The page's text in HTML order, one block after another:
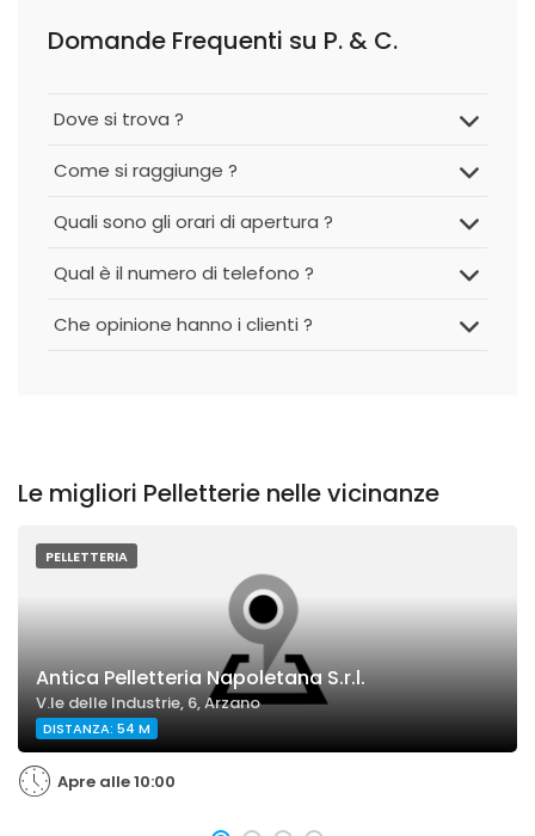
Domande Frequenti su P. & C.
Dove si trova ?
Come si raggiunge ?
Quali sono gli orari di apertura ?
Qual è il numero di telefono ?
Che opinione hanno i clienti ?
Le migliori Pelletterie nelle vicinanze
PELLETTERIA
Antica Pelletteria Napoletana S.r.l.
V.le delle Industrie, 6, Arzano
DISTANZA: 54 M
Apre alle 10:00